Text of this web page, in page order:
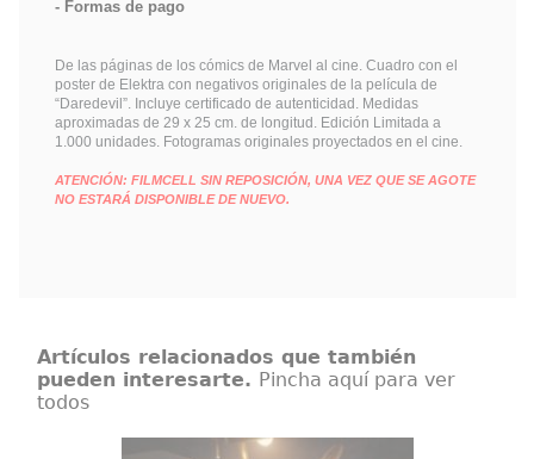
Formas de pago
De las páginas de los cómics de Marvel al cine. Cuadro con el
poster de Elektra con negativos originales de la película de
“Daredevil”. Incluye certificado de autenticidad. Medidas
aproximadas de 29 x 25 cm. de longitud. Edición Limitada a
1.000 unidades. Fotogramas originales proyectados en el cine.
ATENCIÓN: FILMCELL SIN REPOSICIÓN, UNA VEZ QUE SE AGOTE
NO ESTARÁ DISPONIBLE DE NUEVO.
Artículos relacionados que también
pueden interesarte. Pincha aquí para ver
todos
Varita Hermione Granger Ollivander